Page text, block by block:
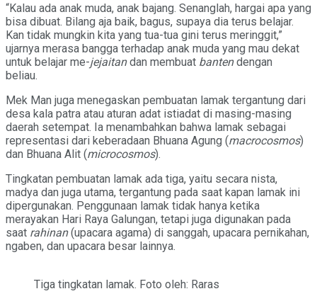
“Kalau ada anak muda, anak bajang. Senanglah, hargai apa yang
bisa dibuat. Bilang aja baik, bagus, supaya dia terus belajar.
Kan tidak mungkin kita yang tua-tua gini terus meringgit,”
ujarnya merasa bangga terhadap anak muda yang mau dekat
untuk belajar me-jejaitandan membuat bantendengan
beliau.
Mek Man juga menegaskan pembuatan lamak tergantung dari
desa kala patra atau aturan adat istiadat di masing-masing
daerah setempat. Ia menambahkan bahwa lamak sebagai
representasi dari keberadaan Bhuana Agung (macrocosmos)
dan Bhuana Alit (microcosmos).
Tingkatan pembuatan lamak ada tiga, yaitu secara nista,
madya dan juga utama, tergantung pada saat kapan lamak ini
dipergunakan. Penggunaan lamak tidak hanya ketika
merayakan Hari Raya Galungan, tetapi juga digunakan pada
saat rahinan(upacara agama) di sanggah, upacara pernikahan,
ngaben, dan upacara besar lainnya.
Tiga tingkatan lamak. Foto oleh: Raras